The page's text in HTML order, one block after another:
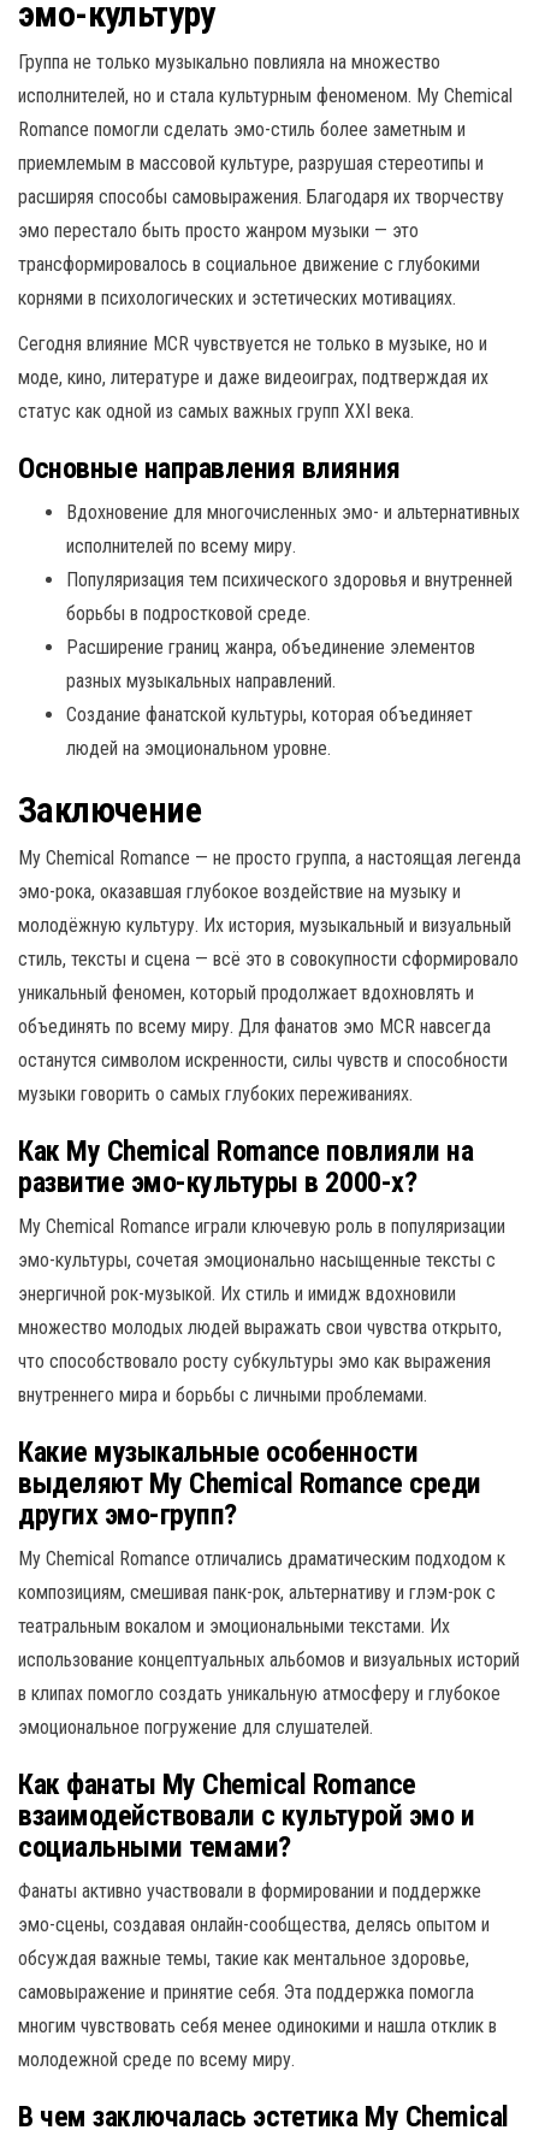
эмо-культуру
Группа не только музыкально повлияла на множество
исполнителей, но и стала культурным феноменом. My Chemical
Romance помогли сделать эмо-стиль более заметным и
приемлемым в массовой культуре, разрушая стереотипы и
расширяя способы самовыражения. Благодаря их творчеству
эмо перестало быть просто жанром музыки — это
трансформировалось в социальное движение с глубокими
корнями в психологических и эстетических мотивациях.
Сегодня влияние MCR чувствуется не только в музыке, но и
моде, кино, литературе и даже видеоиграх, подтверждая их
статус как одной из самых важных групп XXI века.
Основные направления влияния
Вдохновение для многочисленных эмо- и альтернативных
исполнителей по всему миру.
Популяризация тем психического здоровья и внутренней
борьбы в подростковой среде.
Расширение границ жанра, объединение элементов
разных музыкальных направлений.
Создание фанатской культуры, которая объединяет
людей на эмоциональном уровне.
Заключение
My Chemical Romance — не просто группа, а настоящая легенда
эмо-рока, оказавшая глубокое воздействие на музыку и
молодёжную культуру. Их история, музыкальный и визуальный
стиль, тексты и сцена — всё это в совокупности сформировало
уникальный феномен, который продолжает вдохновлять и
объединять по всему миру. Для фанатов эмо MCR навсегда
останутся символом искренности, силы чувств и способности
музыки говорить о самых глубоких переживаниях.
Как My Chemical Romance повлияли на
развитие эмо-культуры в 2000-х?
My Chemical Romance играли ключевую роль в популяризации
эмо-культуры, сочетая эмоционально насыщенные тексты с
энергичной рок-музыкой. Их стиль и имидж вдохновили
множество молодых людей выражать свои чувства открыто,
что способствовало росту субкультуры эмо как выражения
внутреннего мира и борьбы с личными проблемами.
Какие музыкальные особенности
выделяют My Chemical Romance среди
других эмо-групп?
My Chemical Romance отличались драматическим подходом к
композициям, смешивая панк-рок, альтернативу и глэм-рок с
театральным вокалом и эмоциональными текстами. Их
использование концептуальных альбомов и визуальных историй
в клипах помогло создать уникальную атмосферу и глубокое
эмоциональное погружение для слушателей.
Как фанаты My Chemical Romance
взаимодействовали с культурой эмо и
социальными темами?
Фанаты активно участвовали в формировании и поддержке
эмо-сцены, создавая онлайн-сообщества, делясь опытом и
обсуждая важные темы, такие как ментальное здоровье,
самовыражение и принятие себя. Эта поддержка помогла
многим чувствовать себя менее одинокими и нашла отклик в
молодежной среде по всему миру.
В чем заключалась эстетика My Chemical